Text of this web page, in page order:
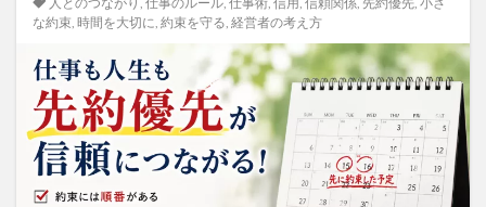
な約束, 時間を大切に, 約束を守る, 経営者の考え方